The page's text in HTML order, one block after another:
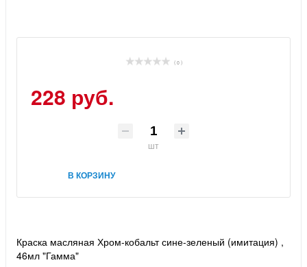
( 0 )
228 руб.
шт
В КОРЗИНУ
Краска масляная Хром-кобальт сине-зеленый (имитация) ,
46мл "Гамма"